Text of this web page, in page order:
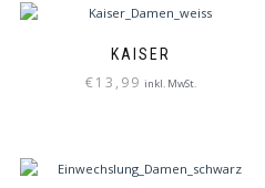
KAISER
€13,99 inkl. MwSt.